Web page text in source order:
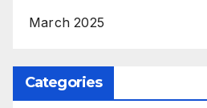
March 2025
Categories